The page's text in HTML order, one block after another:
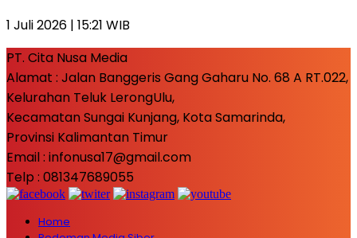
1 Juli 2026 | 15:21 WIB
PT. Cita Nusa Media
Alamat : Jalan Banggeris Gang Gaharu No. 68 A RT.022,
Kelurahan Teluk LerongUlu,
Kecamatan Sungai Kunjang, Kota Samarinda,
Provinsi Kalimantan Timur
Email : infonusa17@gmail.com
Telp : 081347689055
Home